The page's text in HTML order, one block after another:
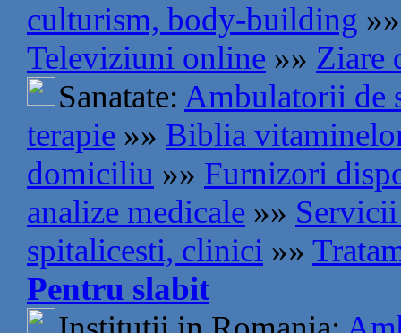
culturism, body-building »»
Televiziuni online »» Ziare
Sanatate: Ambulatorii de
terapie »» Biblia
domiciliu »» Furnizori
analize medicale »»
spitalicesti, clinici »»
Pentru slabit